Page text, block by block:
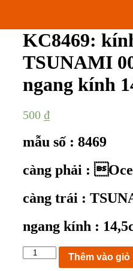
KC8469:
TSUNAMI
ngang kính
500 ₫
mẫu số : 8469
càng phải :
càng trái :
ngang kính :
KC8469:
kính
Thêm vào giỏ